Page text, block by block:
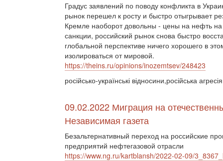
Градус заявлений по поводу конфликта в
рынок перешел к росту и быстро отыгрывает
Кремле наоборот довольны - цены на нефть
санкции, российский рынок снова быстро
глобальной перспективе ничего хорошего в
изолироваться от мировой.
https://theins.ru/opinions/inozemtsev/248423
російсько-українські відносини,російська
09.02.2022 Миграция на
Независимая газета
Безальтернативный переход на российские
предприятий нефтегазовой отрасли
https://www.ng.ru/kartblansh/2022-02-09/